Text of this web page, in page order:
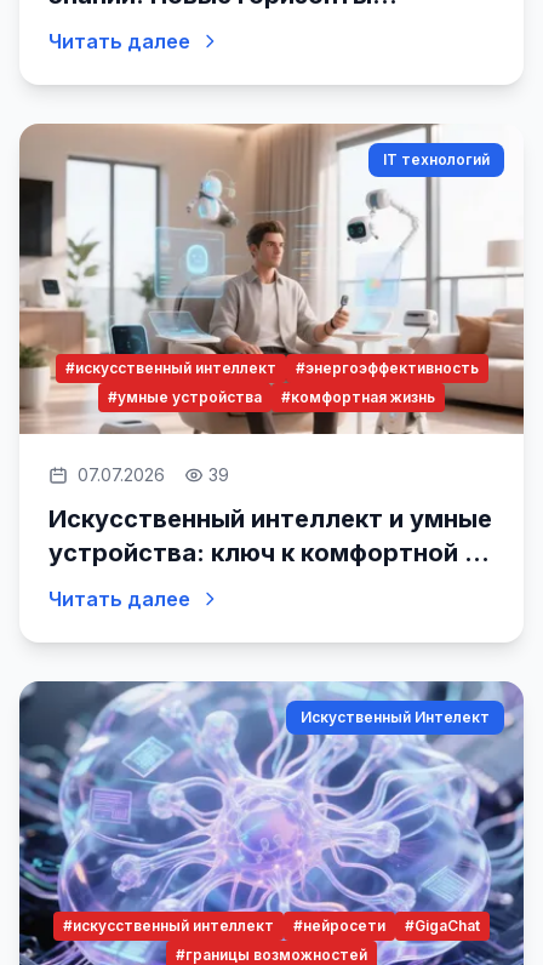
Исследования
Читать далее
IT технологий
#искусственный интеллект
#энергоэффективность
#умные устройства
#комфортная жизнь
07.07.2026 39
Искусственный интеллект и умные
устройства: ключ к комфортной и
эффективной жизни
Читать далее
Искуственный Интелект
#искусственный интеллект #нейросети
#GigaChat
#границы возможностей